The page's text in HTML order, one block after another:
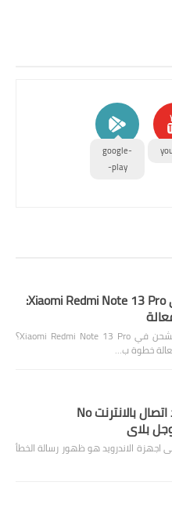
google-
play-
مشكلة الشحن في Xiaomi Redmi Note 13 Pro:
وصف قصير للمقال: تعاني من مشكلة الشحن في Xiaomi Redmi Note 13 Pro؟
خطوة ب…
حل مشكلة لا يوجد اتصال بالانترنت No
الاندرويد هو ظهور رسالة الخطأ